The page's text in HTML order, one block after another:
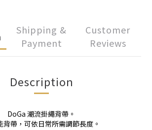
Shipping &
Payment
Customer
Reviews
Description
DoGa 潮流掛繩背帶。
背帶，可依日常所需調節長度。